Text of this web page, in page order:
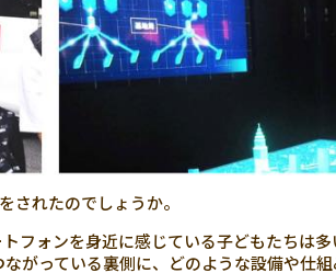
されたのでしょうか。
フォンを身近に感じている子どもたちは
がっている裏側に、どのような設備や仕